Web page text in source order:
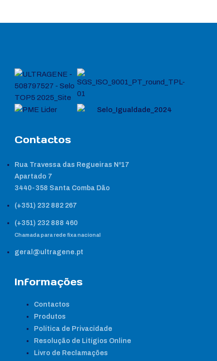
Contactos
Rua Travessa das Regueiras Nº17
Apartado 7
3440-358 Santa Comba Dão
(+351) 232 882 267
(+351) 232 888 460
Chamada para rede fixa nacional
geral@ultragene.pt
Informações
Contactos
Produtos
Política de Privacidade
Resolução de Litígios Online
Livro de Reclamações